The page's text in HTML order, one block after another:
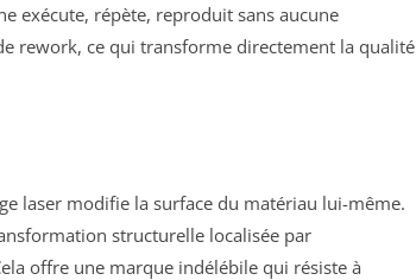
exécute, répète, reproduit sans aucune
rework, ce qui transforme directement la qualité
laser modifie la surface du matériau lui-même.
structurelle localisée par
offre une marque indélébile qui résiste à